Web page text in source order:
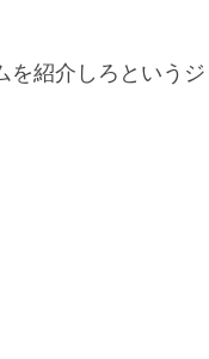
を紹介しろというジ